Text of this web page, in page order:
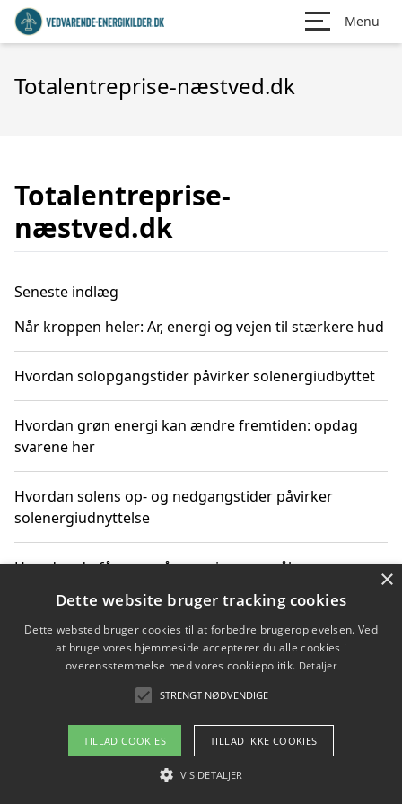
Menu
Totalentreprise-næstved.dk
Totalentreprise-
næstved.dk
Seneste indlæg
Når kroppen heler: Ar, energi og vejen til stærkere hud
Hvordan solopgangstider påvirker solenergiudbyttet
Hvordan grøn energi kan ændre fremtiden: opdag
svarene her
Hvordan solens op- og nedgangstider påvirker
solenergiudnyttelse
Hvordan du får svar på energispørgsmål om
Copyright 2026 - Pilanto Aps
Om / kontakt
Blog Betingelser
×
Dette website bruger tracking cookies
Dette websted bruger cookies til at forbedre brugeroplevelsen. Ved
at bruge vores hjemmeside accepterer du alle cookies i
overensstemmelse med vores cookiepolitik. Detaljer
STRENGT NØDVENDIGE
TILLAD COOKIES TILLAD IKKE COOKIES
VIS DETALJER